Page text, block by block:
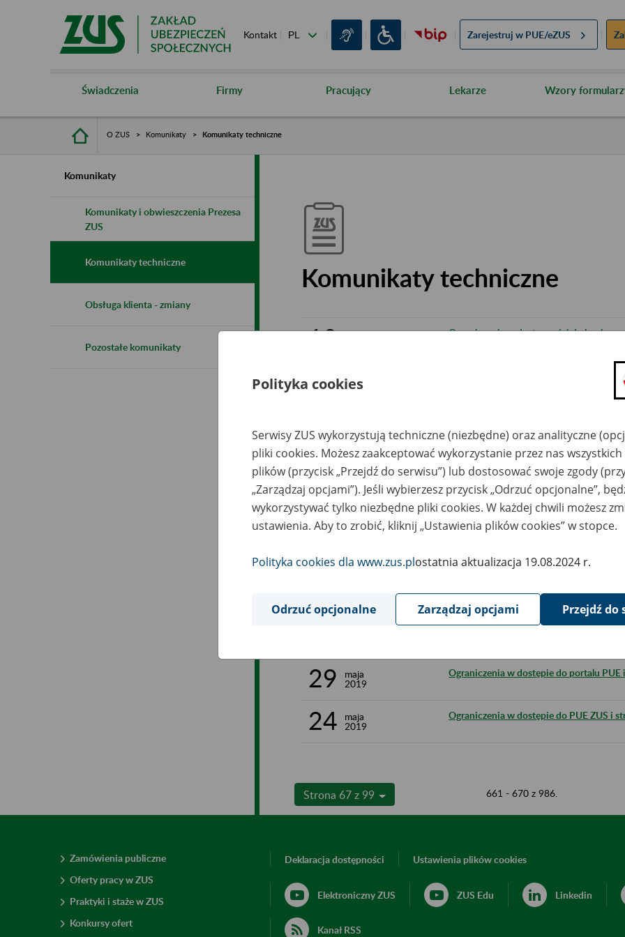
Kontakt Zarejestruj w PUE/eZUS
Świadczenia Firmy Pracujący Lekarze Wzory
O ZUS Komunikaty Komunikaty techniczne
Komunikaty
Komunikaty i obwieszczenia Prezesa
ZUS
Komunikaty techniczne
Obsługa klienta - zmiany
Pozostałe komunikaty
Komunikaty techniczne
19 czerwca
Ograniczenia w dostępności do
18 czerwca
2019
Wdrożenie nowej metryki programu
14 Ograniczenia niektórych funkcji portalu
14
czerwca
2019
Ograniczenia w dostępności do
10
czerwca
2019
Ograniczenia w dostępie do PUE ZUS 10
2019
Wdrożenie nowej metryki programu
29
maja
2019
Ograniczenia w dostępie do portalu
24
maja
2019
Ograniczenia w dostępie do PUE ZUS i
Strona 67 z 99 661 - 670 z 986.
Zamówienia publiczne
Oferty pracy w ZUS
Praktyki i staże w ZUS
Konkursy ofert
Deklaracja dostępności Ustawienia plików cookies
Elektroniczny ZUS ZUS Edu Linkedin
Kanał RSS
Polityka cookies
Serwisy ZUS wykorzystują techniczne (niezbędne) oraz analityczne
pliki cookies. Możesz zaakceptować wykorzystanie przez nas
plików (przycisk „Przejdź do serwisu”) lub dostosować swoje zgody
„Zarządzaj opcjami”). Jeśli wybierzesz przycisk „Odrzuć opcjonalne”,
wykorzystywać tylko niezbędne pliki cookies. W każdej chwili możesz
ustawienia. Aby to zrobić, kliknij „Ustawienia plików cookies” w stopce.
Polityka cookies dla www.zus.plostatnia aktualizacja 19.08.2024 r.
Odrzuć opcjonalne Zarządzaj opcjami Przejdź do